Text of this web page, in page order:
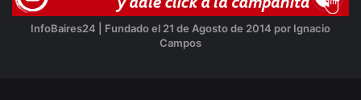
InfoBaires24 | Fundado el 21 de Agosto de 2014 por Ignacio
Campos